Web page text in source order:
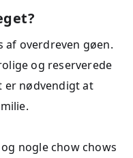
af overdreven gøen.
og reserverede
er nødvendigt at
nogle chow chows